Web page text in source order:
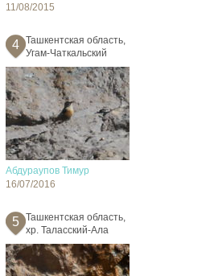
11/08/2015
4
Ташкентская область,
Угам-Чаткальский
Абдураупов Тимур
16/07/2016
5
Ташкентская область,
хр. Таласский-Ала